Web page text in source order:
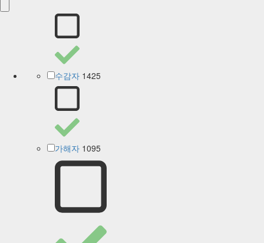
수감자 1425
가해자 1095